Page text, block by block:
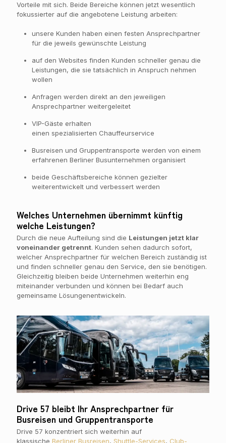
Vorteile mit sich. Beide Bereiche können jetzt wesentlich
fokussierter auf die angebotene Leistung arbeiten:
unsere Kunden haben einen festen Ansprechpartner
für die jeweils gewünschte Leistung
auf den Websites finden Kunden schneller genau die
Leistungen, die sie tatsächlich in Anspruch nehmen
wollen
Anfragen werden direkt an den jeweiligen
Ansprechpartner weitergeleitet
VIP-Gäste erhalten
einen spezialisierten Chauffeurservice
Busreisen und Gruppentransporte werden von einem
erfahrenen Berliner Busunternehmen organisiert
beide Geschäftsbereiche können gezielter
weiterentwickelt und verbessert werden
Welches Unternehmen übernimmt künftig
welche Leistungen?
Durch die neue Aufteilung sind die Leistungen jetzt klar
voneinander getrennt. Kunden sehen dadurch sofort,
welcher Ansprechpartner für welchen Bereich zuständig ist
und finden schneller genau den Service, den sie benötigen.
Gleichzeitig bleiben beide Unternehmen weiterhin eng
miteinander verbunden und können bei Bedarf auch
gemeinsame Lösungenentwickeln.
Drive 57 bleibt Ihr Ansprechpartner für
Busreisen und Gruppentransporte
Drive 57 konzentriert sich weiterhin auf
klassische Berliner Busreisen, Shuttle-Services, Club-